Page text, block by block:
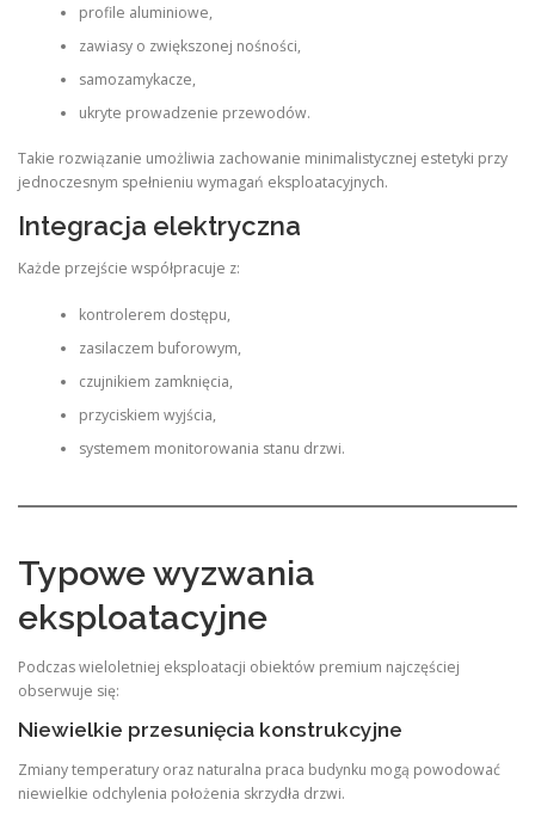
profile aluminiowe,
zawiasy o zwiększonej nośności,
samozamykacze,
ukryte prowadzenie przewodów.
Takie rozwiązanie umożliwia zachowanie minimalistycznej estetyki przy
jednoczesnym spełnieniu wymagań eksploatacyjnych.
Integracja elektryczna
Każde przejście współpracuje z:
kontrolerem dostępu,
zasilaczem buforowym,
czujnikiem zamknięcia,
przyciskiem wyjścia,
systemem monitorowania stanu drzwi.
Typowe wyzwania
eksploatacyjne
Podczas wieloletniej eksploatacji obiektów premium najczęściej
obserwuje się:
Niewielkie przesunięcia konstrukcyjne
Zmiany temperatury oraz naturalna praca budynku mogą powodować
niewielkie odchylenia położenia skrzydła drzwi.